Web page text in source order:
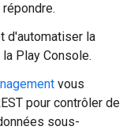
d'automatiser la
Play Console.
vous
pour contrôler de
sous-